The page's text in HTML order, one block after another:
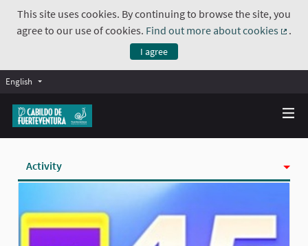
This site uses cookies. By continuing to browse the site, you
agree to our use of cookies. Find out more about cookies
.
I agree
English
Activity
Follows